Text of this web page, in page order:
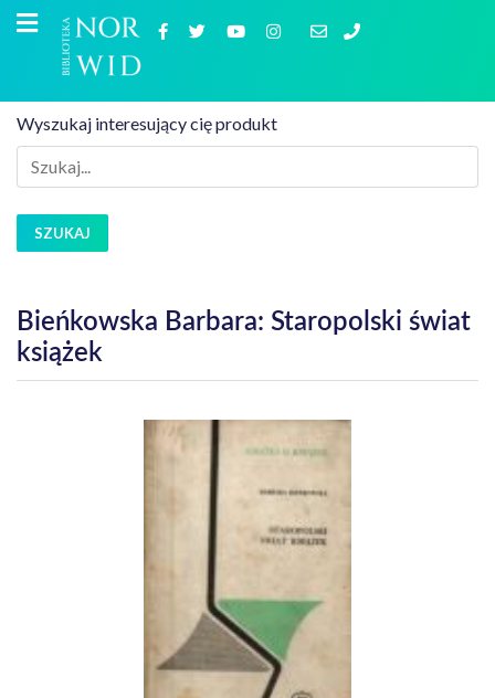
Wyszukaj interesujący cię produkt
SZUKAJ
Bieńkowska Barbara: Staropolski świat
książek